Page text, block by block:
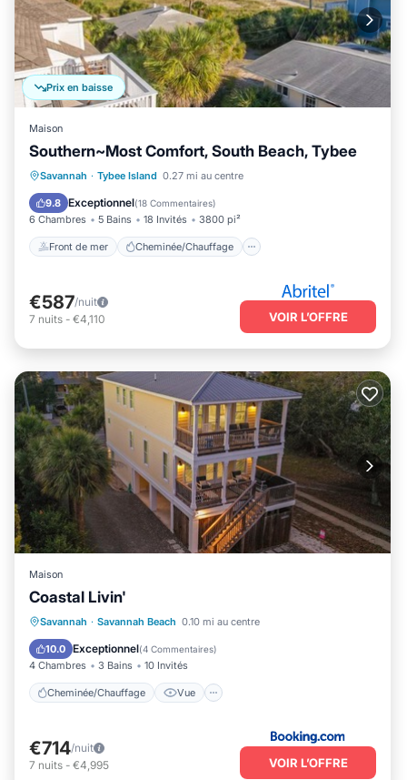
Prix en baisse
Maison
Southern~Most Comfort, South Beach, Tybee
Savannah · Tybee Island 0.27 mi au centre
9.8 Exceptionnel(18 Commentaires)
6 Chambres 5 Bains 18 Invités 3800 pi²
Front de mer Cheminée/Chauffage
Front de mer
Cheminée/Chauffage
Vue sur l’océan
Balcon/Terrasse
€587/nuit
7 nuits - €4,110 VOIR L’OFFRE
Maison
Coastal Livin'
Savannah · Savannah Beach 0.10 mi au centre
10.0 Exceptionnel(4 Commentaires)
4 Chambres 3 Bains 10 Invités
Cheminée/Chauffage Vue
Cheminée/Chauffage Vue
Internet
€714/nuit
7 nuits - €4,995 VOIR L’OFFRE